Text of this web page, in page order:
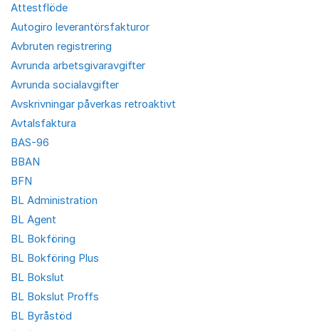
Attestflöde
Autogiro leverantörsfakturor
Avbruten registrering
Avrunda arbetsgivaravgifter
Avrunda socialavgifter
Avskrivningar påverkas retroaktivt
Avtalsfaktura
BAS-96
BBAN
BFN
BL Administration
BL Agent
BL Bokföring
BL Bokföring Plus
BL Bokslut
BL Bokslut Proffs
BL Byråstöd